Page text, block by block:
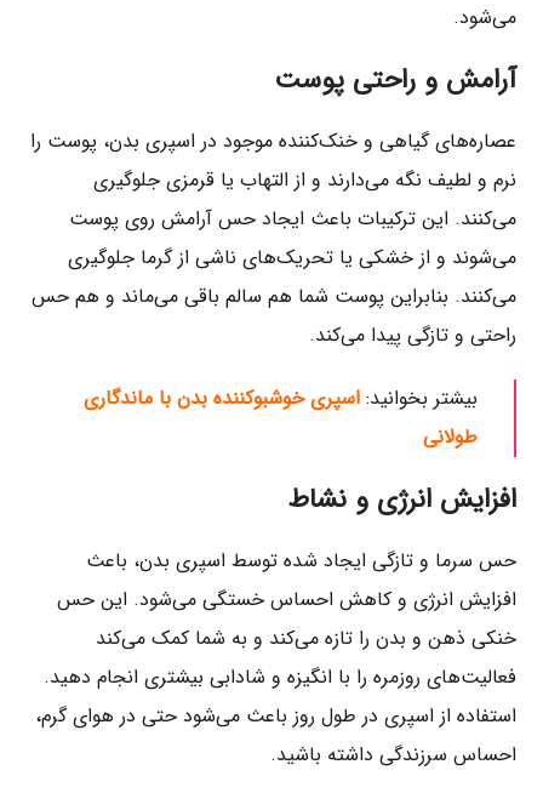
می‌شود.
آرامش و راحتی پوست
عصاره‌های گیاهی و خنک‌کننده موجود در اسپری بدن، پوست را
نرم و لطیف نگه می‌دارند و از التهاب یا قرمزی جلوگیری
می‌کنند. این ترکیبات باعث ایجاد حس آرامش روی پوست
می‌شوند و از خشکی یا تحریک‌های ناشی از گرما جلوگیری
می‌کنند. بنابراین پوست شما هم سالم باقی می‌ماند و هم حس
راحتی و تازگی پیدا می‌کند.
بیشتر بخوانید:اسپری خوشبوکننده بدن با ماندگاری
طولانی
افزایش انرژی و نشاط
حس سرما و تازگی ایجاد شده توسط اسپری بدن، باعث
افزایش انرژی و کاهش احساس خستگی می‌شود. این حس
خنکی ذهن و بدن را تازه می‌کند و به شما کمک می‌کند
فعالیت‌های روزمره را با انگیزه و شادابی بیشتری انجام دهید.
استفاده از اسپری در طول روز باعث می‌شود حتی در هوای گرم،
احساس سرزندگی داشته باشید.